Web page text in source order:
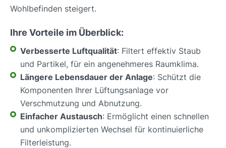
Wohlbefinden steigert.
Ihre Vorteile im Überblick:
Verbesserte Luftqualität: Filtert effektiv Staub
und Partikel, für ein angenehmeres Raumklima.
Längere Lebensdauer der Anlage: Schützt die
Komponenten Ihrer Lüftungsanlage vor
Verschmutzung und Abnutzung.
Einfacher Austausch: Ermöglicht einen schnellen
und unkomplizierten Wechsel für kontinuierliche
Filterleistung.